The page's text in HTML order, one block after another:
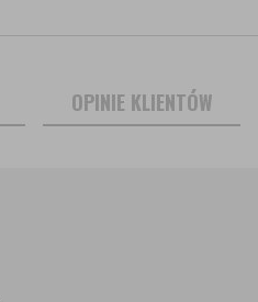
OPINIE KLIENTÓW